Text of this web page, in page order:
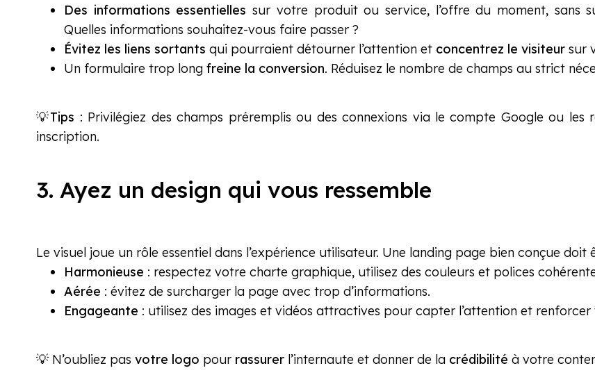
Des informations essentielles sur votre produit ou service, l’offre du moment, sans
Quelles informations souhaitez-vous faire passer ?
Évitez les liens sortants qui pourraient détourner l’attention et concentrez le visiteur sur
Un formulaire trop long freine la conversion. Réduisez le nombre de champs au strict
💡Tips : Privilégiez des champs préremplis ou des connexions via le compte Google ou les
inscription.
3. Ayez un design qui vous ressemble
Le visuel joue un rôle essentiel dans l’expérience utilisateur. Une landing page bien conçue doit
Harmonieuse : respectez votre charte graphique, utilisez des couleurs et polices
Aérée : évitez de surcharger la page avec trop d’informations.
Engageante : utilisez des images et vidéos attractives pour capter l’attention et renforcer
💡 N’oubliez pas votre logo pour rassurer l’internaute et donner de la crédibilité à votre